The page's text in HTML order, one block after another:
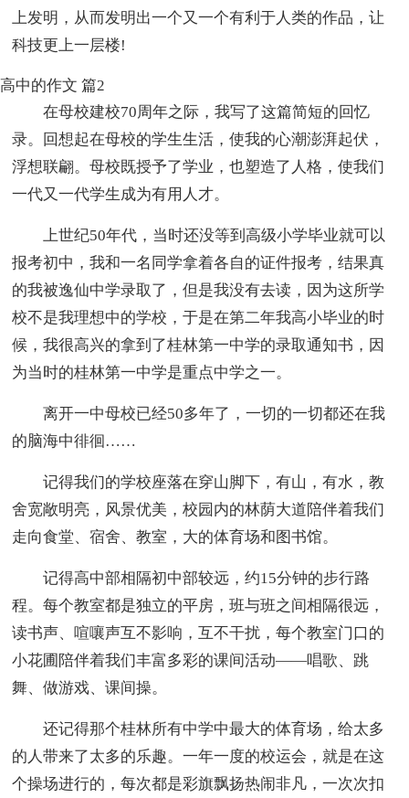
上发明，从而发明出一个又一个有利于人类的作品，让
科技更上一层楼!
高中的作文 篇2
在母校建校70周年之际，我写了这篇简短的回忆
录。回想起在母校的学生生活，使我的心潮澎湃起伏，
浮想联翩。母校既授予了学业，也塑造了人格，使我们
一代又一代学生成为有用人才。
上世纪50年代，当时还没等到高级小学毕业就可以
报考初中，我和一名同学拿着各自的证件报考，结果真
的我被逸仙中学录取了，但是我没有去读，因为这所学
校不是我理想中的学校，于是在第二年我高小毕业的时
候，我很高兴的拿到了桂林第一中学的录取通知书，因
为当时的桂林第一中学是重点中学之一。
离开一中母校已经50多年了，一切的一切都还在我
的脑海中徘徊……
记得我们的学校座落在穿山脚下，有山，有水，教
舍宽敞明亮，风景优美，校园内的林荫大道陪伴着我们
走向食堂、宿舍、教室，大的体育场和图书馆。
记得高中部相隔初中部较远，约15分钟的步行路
程。每个教室都是独立的平房，班与班之间相隔很远，
读书声、喧嚷声互不影响，互不干扰，每个教室门口的
小花圃陪伴着我们丰富多彩的课间活动——唱歌、跳
舞、做游戏、课间操。
还记得那个桂林所有中学中最大的体育场，给太多
的人带来了太多的乐趣。一年一度的校运会，就是在这
个操场进行的，每次都是彩旗飘扬热闹非凡，一次次扣